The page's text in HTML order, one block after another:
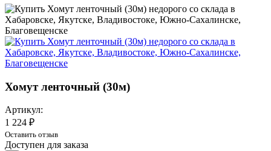
Хомут ленточный (30м)
Артикул:
1 224 ₽
Оставить отзыв
Доступен для заказа